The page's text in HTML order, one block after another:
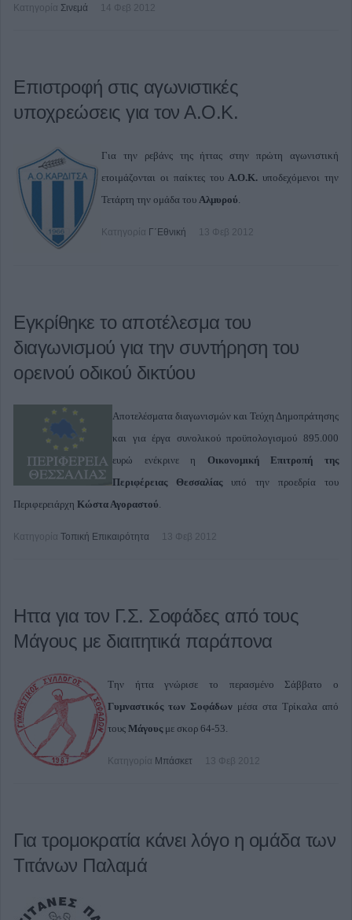
Κατηγορία Σινεμά 14 Φεβ 2012
Επιστροφή στις αγωνιστικές
υποχρεώσεις για τον Α.Ο.Κ.
Για την ρεβάνς της ήττας στην πρώτη αγωνιστική
ετοιμάζονται οι παίκτες του Α.Ο.Κ. υποδεχόμενοι την
Τετάρτη την ομάδα του Αλμυρού.
Κατηγορία Γ΄Εθνική 13 Φεβ 2012
Εγκρίθηκε το αποτέλεσμα του
διαγωνισμού για την συντήρηση του
ορεινού οδικού δικτύου
Αποτελέσματα διαγωνισμών και Τεύχη Δημοπράτησης
και για έργα συνολικού προϋπολογισμού 895.000
ευρώ ενέκρινε η Οικονομική Επιτροπή της
Περιφέρειας Θεσσαλίαςυπό την προεδρία του
Περιφερειάρχη Κώστα Αγοραστού.
Κατηγορία Τοπική Επικαιρότητα 13 Φεβ 2012
Ηττα για τον Γ.Σ. Σοφάδες από τους
Μάγους με διαιτητικά παράπονα
Την ήττα γνώρισε το περασμένο Σάββατο ο
Γυμναστικός των Σοφάδων μέσα στα Τρίκαλα από
τους Μάγουςμε σκορ 64-53.
Κατηγορία Μπάσκετ 13 Φεβ 2012
Για τρομοκρατία κάνει λόγο η ομάδα των
Τιτάνων Παλαμά